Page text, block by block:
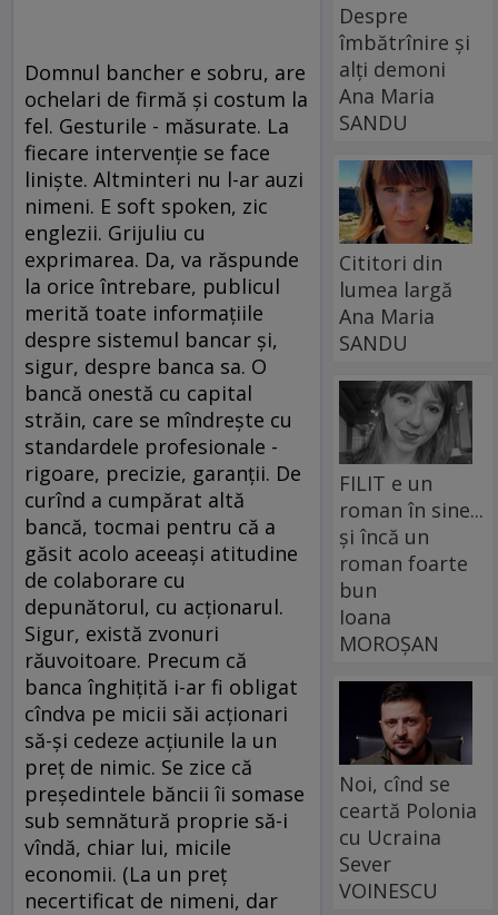
Domnul bancher e sobru, are
ochelari de firmă şi costum la
fel. Gesturile - măsurate. La
fiecare intervenţie se face
linişte. Altminteri nu l-ar auzi
nimeni. E soft spoken, zic
englezii. Grijuliu cu
exprimarea. Da, va răspunde
la orice întrebare, publicul
merită toate informaţiile
despre sistemul bancar şi,
sigur, despre banca sa. O
bancă onestă cu capital
străin, care se mîndreşte cu
standardele profesionale -
rigoare, precizie, garanţii. De
curînd a cumpărat altă
bancă, tocmai pentru că a
găsit acolo aceeaşi atitudine
de colaborare cu
depunătorul, cu acţionarul.
Sigur, există zvonuri
răuvoitoare. Precum că
banca înghiţită i-ar fi obligat
cîndva pe micii săi acţionari
să-şi cedeze acţiunile la un
preţ de nimic. Se zice că
preşedintele băncii îi somase
sub semnătură proprie să-i
vîndă, chiar lui, micile
economii. (La un preţ
necertificat de nimeni, dar
Despre
îmbătrînire și
alți demoni
Ana Maria
SANDU
Cititori din
lumea largă
Ana Maria
SANDU
FILIT e un
roman în sine...
și încă un
roman foarte
bun
Ioana
MOROȘAN
Noi, cînd se
ceartă Polonia
cu Ucraina
Sever
VOINESCU